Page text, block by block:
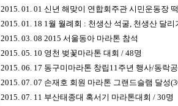
2015. 01. 01 신년 해맞이 연합회주관 시민운동장
2015. 01. 18 1월 월례회 : 천생산 석굴, 천생산 달
2015. 03. 08 2015 서울동아 마라톤 참석
2015. 05. 10 영천 벚꽃마라톤 대회 / 48명
2015. 06. 17 동구미마라톤 창립11주년 행사/동락
2015. 07. 07 손재호 회원 마라톤 그랜드슬램 달성
2015. 07. 11 부산태종대 혹서기 마라톤대회 / 30명